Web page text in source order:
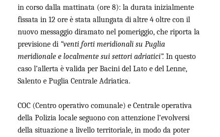
in corso dalla mattinata (ore 8): la durata inizialmente
fissata in 12 ore è stata allungata di altre 4 oltre con il
nuovo messaggio diramato nel pomeriggio, che riporta la
previsione di “venti forti meridionali su Puglia
meridionale e localmente sui settori adriatici”. In questo
caso l’allerta è valida per Bacini del Lato e del Lenne,
Salento e Puglia Centrale Adriatica.
COC (Centro operativo comunale) e Centrale operativa
della Polizia locale seguono con attenzione l’evolversi
della situazione a livello territoriale, in modo da poter